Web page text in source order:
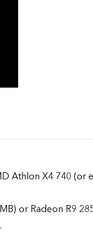
Athlon X4 740 (or
or Radeon R9